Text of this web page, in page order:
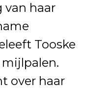
van haar
Tooske
over haar